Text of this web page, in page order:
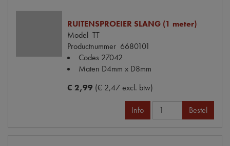
RUITENSPROEIER SLANG (1 meter)
Model TT
Productnummer 6680101
Codes 27042
Maten D4mm x D8mm
€ 2,99 (€ 2,47 excl. btw)
Info Bestel